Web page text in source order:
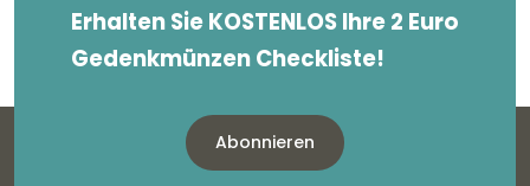
Erhalten Sie KOSTENLOS Ihre 2 Euro
Gedenkmünzen Checkliste!
Abonnieren